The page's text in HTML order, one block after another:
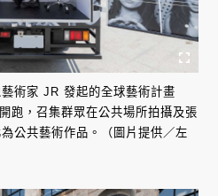
術家 JR 發起的全球藝術計畫
跑，召集群眾在公共場所拍攝及張
公共藝術作品。（圖片提供／左